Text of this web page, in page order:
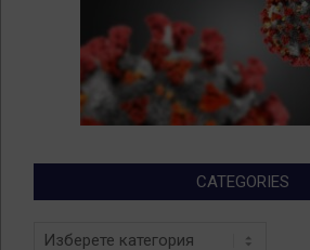
CATEGORIES
Categories